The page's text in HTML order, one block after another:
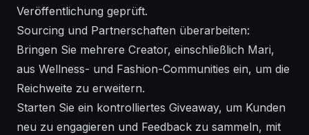
Veröffentlichung geprüft.
Sourcing und Partnerschaften überarbeiten:
Bringen Sie mehrere Creator, einschließlich Mari,
aus Wellness- und Fashion-Communities ein, um die
Reichweite zu erweitern.
Starten Sie ein kontrolliertes Giveaway, um Kunden
neu zu engagieren und Feedback zu sammeln, mit